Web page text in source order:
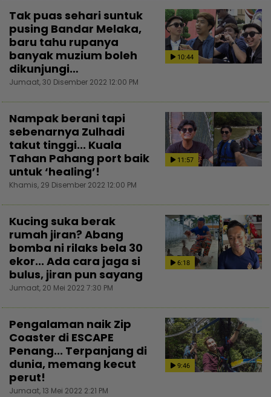
10:44
Tak puas sehari suntuk
pusing Bandar Melaka,
baru tahu rupanya
banyak muzium boleh
dikunjungi…
Jumaat, 30 Disember 2022 12:00 PM
11:57
Nampak berani tapi
sebenarnya Zulhadi
takut tinggi... Kuala
Tahan Pahang port baik
untuk ‘healing’!
Khamis, 29 Disember 2022 12:00 PM
6:18
Kucing suka berak
rumah jiran? Abang
bomba ni rilaks bela 30
ekor... Ada cara jaga si
bulus, jiran pun sayang
Jumaat, 20 Mei 2022 7:30 PM
9:46
Pengalaman naik Zip
Coaster di ESCAPE
Penang... Terpanjang di
dunia, memang kecut
perut!
Jumaat, 13 Mei 2022 2:21 PM